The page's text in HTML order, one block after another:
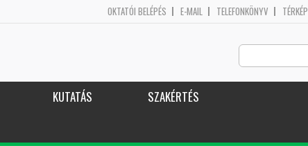
OKTATÓI BELÉPÉS E-MAIL TELEFONKÖNYV TÉRKÉP
KUTATÁS
SZAKÉRTÉS